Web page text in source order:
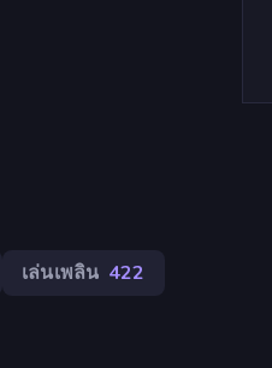
เล่นเพลิน 422